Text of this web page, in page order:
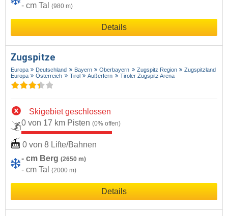
- cm Tal (980 m)
Details
Zugspitze
Europa Deutschland Bayern Oberbayern Zugspitz Region
Zugspitzland
Europa
Österreich Tirol Außerfern Tiroler Zugspitz Arena
Skigebiet geschlossen
0 von 17 km Pisten (0% offen)
0 von 8 Lifte/Bahnen
- cm Berg (2650 m)
- cm Tal (2000 m)
Details